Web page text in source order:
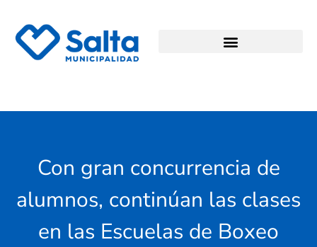
Con gran concurrencia de
alumnos, continúan las clases
en las Escuelas de Boxeo